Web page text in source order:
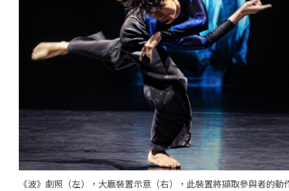
《波》劇照（左），大廳裝置示意（右），此裝置將擷取參與者的